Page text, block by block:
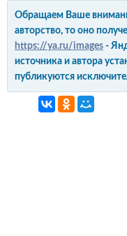
Обращаем Ваше
авторство, то оно
https://ya.ru/images -
источника и автора
публикуются